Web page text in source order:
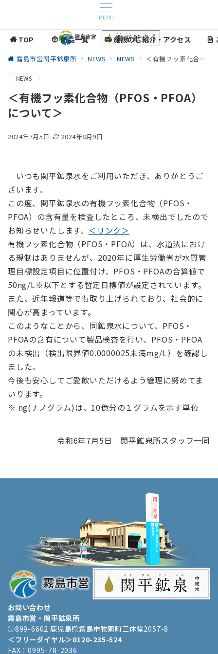
MENU
TOP 商品一覧 施設のご紹介・アクセス
霧島市営関平鉱泉所 NEWS NEWS ＜有機フッ素化合物（PFOS・PFOA）について＞
NEWS
＜有機フッ素化合物（PFOS・PFOA）
について＞
2024年7月5日 2024年8月9日
いつも関平鉱泉水をご利用いただき、ありがとうご
ざいます。
この度、関平鉱泉水の有機フッ素化合物（PFOS・
PFOA）の含有量を検査したところ、未検出でしたので
お知らせいたします。 ＜リンク＞
有機フッ素化合物（PFOS・PFOA）は、水道法におけ
る規制はありませんが、2020年に厚生労働省が水質管
理目標設定項目に位置付け、PFOS・PFOAの合算値で
50ng/L※以下とする暫定目標値が設定されています。
また、近年報道等でも取り上げられており、社会的に
関心が高まっています。
このようなことから、同鉱泉水について、PFOS・
PFOAの含有について製品検査を行い、PFOS・PFOA
の未検出（検出限界値0.0000025未満mg/L）を確認し
ました。
今後も安心してご愛飲いただけるよう管理に努めてま
いります。
※ ng(ナノグラム)は、10億分の１グラムを示す単位
令和6年7月5日 関平鉱泉所スタッフ一同
お問い合わせ
霧島市営・関平鉱泉所
〶899-6602 鹿児島県霧島市牧園町三体堂2057-8
＜フリーダイヤル＞0120-235-524
FAX：0995-78-2036